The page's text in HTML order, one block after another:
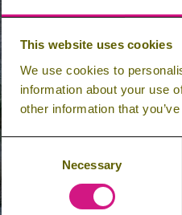
This website uses cookies
We use cookies to
information about your use
other information that
Consent
Necessary